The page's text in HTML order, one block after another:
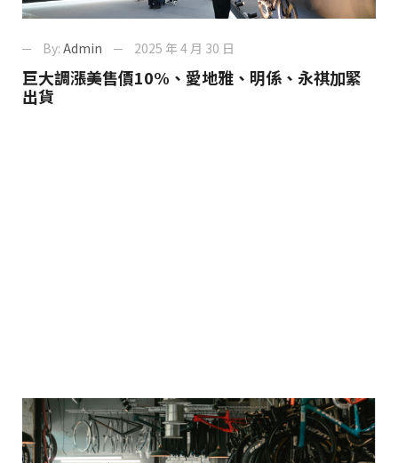
By: Admin 2025 年 4 月 30 日
巨大調漲美售價10%、愛地雅、明係、永祺加緊
出貨